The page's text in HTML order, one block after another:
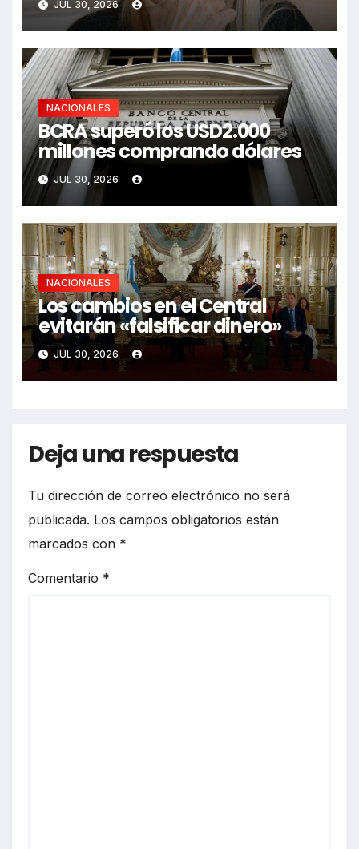
JUL 30, 2026
NACIONALES
BCRA superó los USD2.000
millones comprando dólares
JUL 30, 2026
NACIONALES
Los cambios en el Central
evitarán «falsificar dinero»
JUL 30, 2026
Deja una respuesta
Tu dirección de correo electrónico no será
publicada. Los campos obligatorios están
marcados con *
Comentario *